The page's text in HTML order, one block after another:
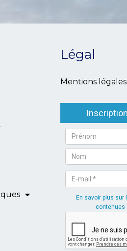
Légal
Mentions légales